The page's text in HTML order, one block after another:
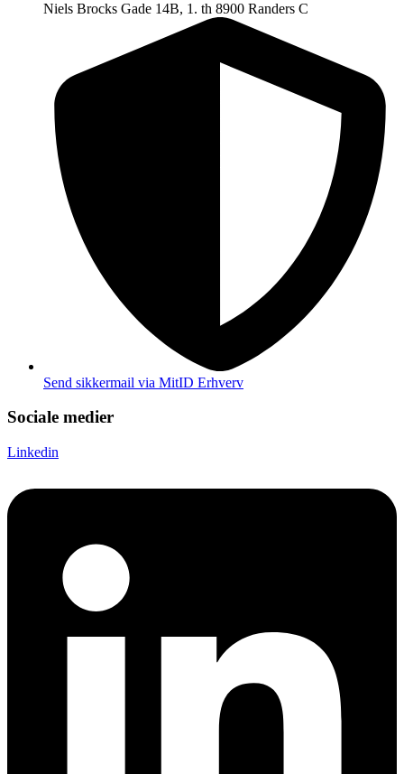
Niels Brocks Gade 14B, 1. th 8900 Randers C
Send sikkermail via MitID Erhverv
Sociale medier
Linkedin